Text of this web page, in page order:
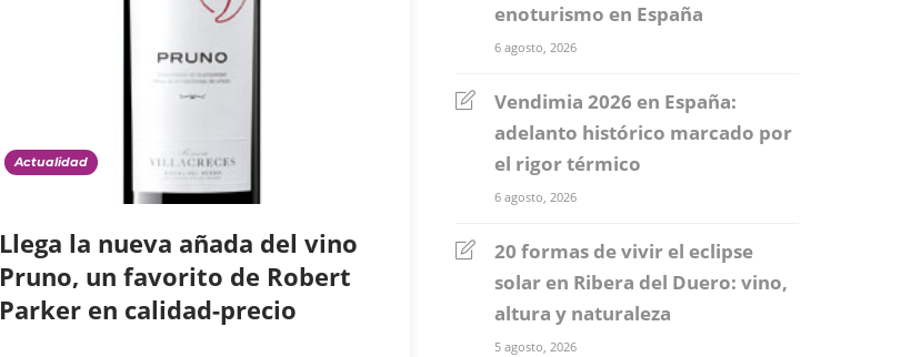
Actualidad
Llega la nueva añada del vino
Pruno, un favorito de Robert
Parker en calidad-precio
enoturismo en España
6 agosto, 2026
Vendimia 2026 en España:
adelanto histórico marcado por
el rigor térmico
6 agosto, 2026
20 formas de vivir el eclipse
solar en Ribera del Duero: vino,
altura y naturaleza
5 agosto, 2026